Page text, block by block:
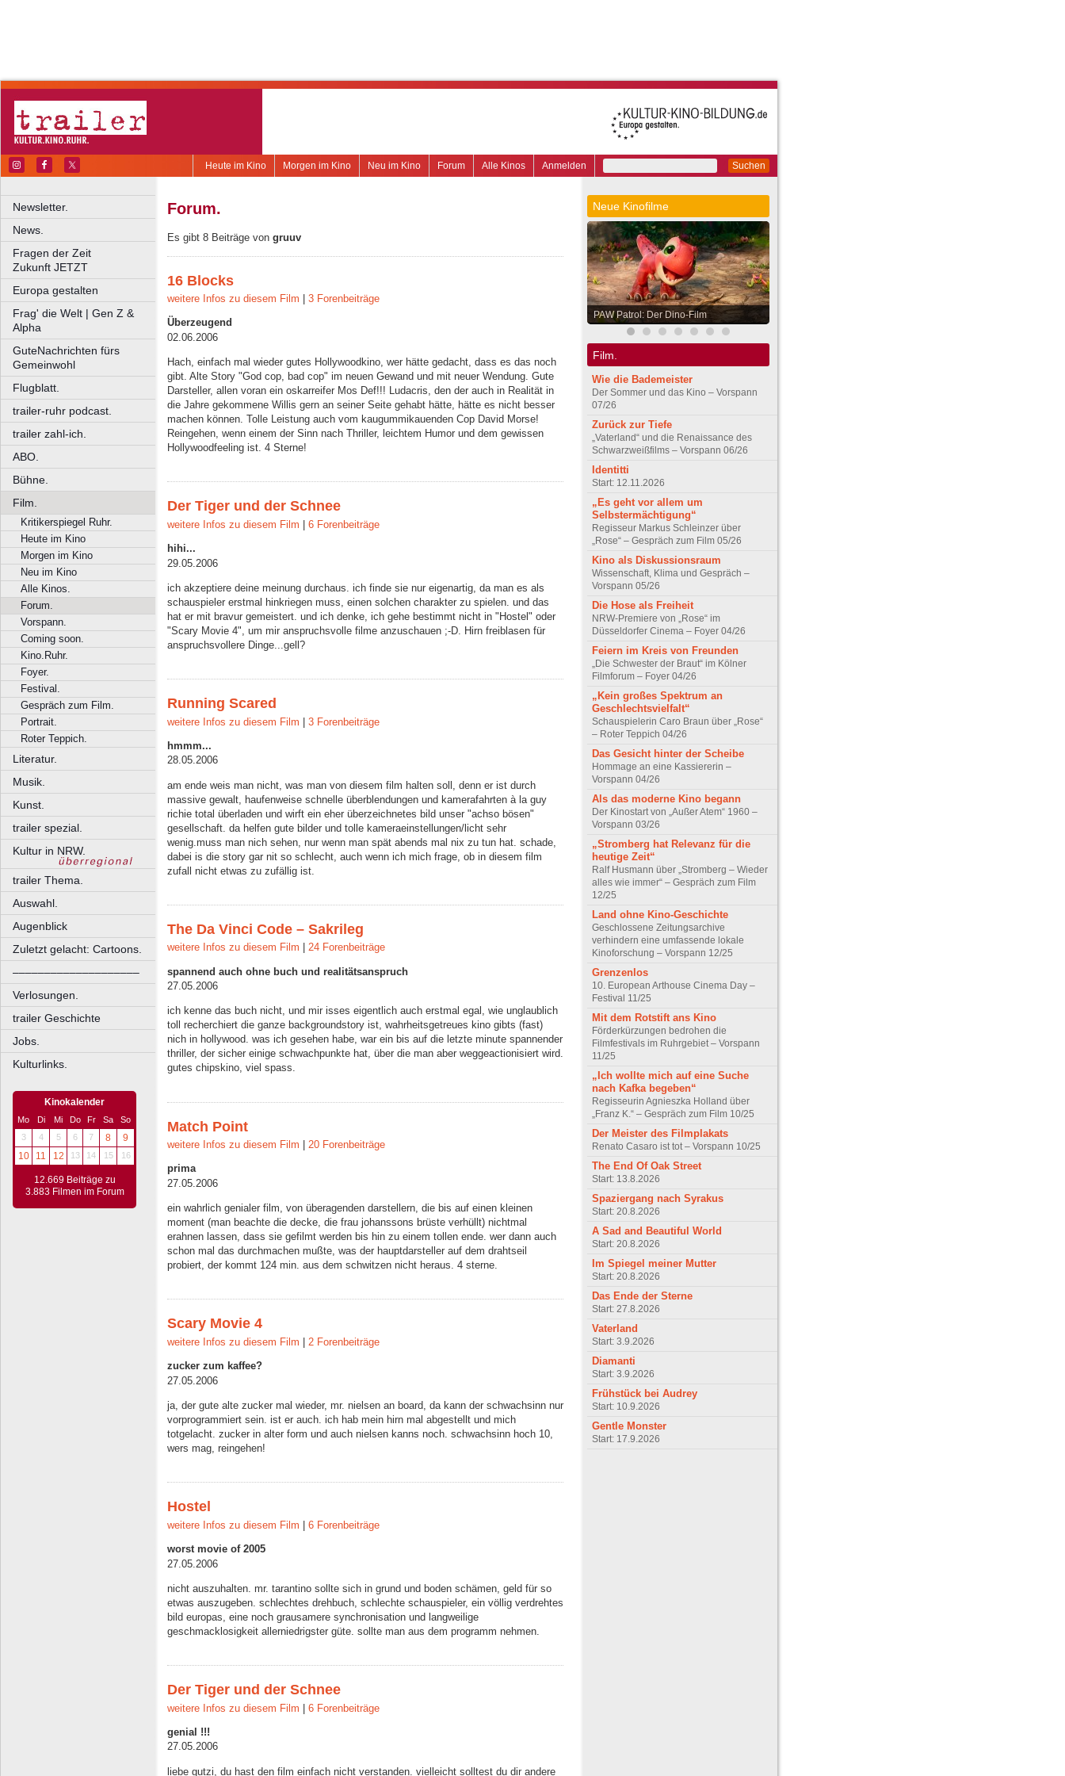
Suchen
Anmelden
Alle Kinos
Forum
Neu im Kino
Morgen im Kino
Heute im Kino
Newsletter.
News.
Fragen der Zeit
Zukunft JETZT
Europa gestalten
Frag' die Welt | Gen Z &
Alpha
GuteNachrichten fürs
Gemeinwohl
Flugblatt.
trailer-ruhr podcast.
trailer zahl-ich.
ABO.
Bühne.
Film.
Kritikerspiegel Ruhr.
Heute im Kino
Morgen im Kino
Neu im Kino
Alle Kinos.
Forum.
Vorspann.
Coming soon.
Kino.Ruhr.
Foyer.
Festival.
Gespräch zum Film.
Portrait.
Roter Teppich.
Literatur.
Musik.
Kunst.
trailer spezial.
Kultur in NRW.
trailer Thema.
Auswahl.
Augenblick
Zuletzt gelacht: Cartoons.
––––––––––––––––––––
Verlosungen.
trailer Geschichte
Jobs.
Kulturlinks.
Kinokalender
Mo Di Mi Do Fr Sa
So
3
4 5 6 7 8
9
10
11 12 13 14 15 16
12.669 Beiträge zu
3.883 Filmen im Forum
Forum.
Es gibt 8 Beiträge von gruuv
16 Blocks
weitere Infos zu diesem Film 3 Forenbeiträge
Überzeugend
02.06.2006
Hach, einfach mal wieder gutes Hollywoodkino, wer hätte gedacht, dass es das noch
gibt. Alte Story "God cop, bad cop" im neuen Gewand und mit neuer Wendung. Gute
Darsteller, allen voran ein oskarreifer Mos Def!!! Ludacris, den der auch in Realität in
die Jahre gekommene Willis gern an seiner Seite gehabt hätte, hätte es nicht besser
machen können. Tolle Leistung auch vom kaugummikauenden Cop David Morse!
Reingehen, wenn einem der Sinn nach Thriller, leichtem Humor und dem gewissen
Hollywoodfeeling ist. 4 Sterne!
Der Tiger und der Schnee
weitere Infos zu diesem Film 6 Forenbeiträge
hihi...
29.05.2006
ich akzeptiere deine meinung durchaus. ich finde sie nur eigenartig, da man es als
schauspieler erstmal hinkriegen muss, einen solchen charakter zu spielen. und das
hat er mit bravur gemeistert. und ich denke, ich gehe bestimmt nicht in "Hostel" oder
"Scary Movie 4", um mir anspruchsvolle filme anzuschauen ;-D. Hirn freiblasen für
anspruchsvollere Dinge...gell?
Running Scared
weitere Infos zu diesem Film | 3 Forenbeiträge
hmmm...
28.05.2006
am ende weis man nicht, was man von diesem film halten soll, denn er ist durch
massive gewalt, haufenweise schnelle überblendungen und kamerafahrten à la guy
richie total überladen und wirft ein eher überzeichnetes bild unser "achso bösen"
gesellschaft. da helfen gute bilder und tolle kameraeinstellungen/licht sehr
wenig.muss man nich sehen, nur wenn man spät abends mal nix zu tun hat. schade,
dabei is die story gar nit so schlecht, auch wenn ich mich frage, ob in diesem film
zufall nicht etwas zu zufällig ist.
The Da Vinci Code – Sakrileg
weitere Infos zu diesem Film 24 Forenbeiträge
spannend auch ohne buch und realitätsanspruch
27.05.2006
ich kenne das buch nicht, und mir isses eigentlich auch erstmal egal, wie unglaublich
toll recherchiert die ganze backgroundstory ist, wahrheitsgetreues kino gibts (fast)
nich in hollywood. was ich gesehen habe, war ein bis auf die letzte minute spannender
thriller, der sicher einige schwachpunkte hat, über die man aber weggeactionisiert wird.
gutes chipskino, viel spass.
Match Point
weitere Infos zu diesem Film 20 Forenbeiträge
prima
27.05.2006
ein wahrlich genialer film, von überagenden darstellern, die bis auf einen kleinen
moment (man beachte die decke, die frau johanssons brüste verhüllt) nichtmal
erahnen lassen, dass sie gefilmt werden bis hin zu einem tollen ende. wer dann auch
schon mal das durchmachen mußte, was der hauptdarsteller auf dem drahtseil
probiert, der kommt 124 min. aus dem schwitzen nicht heraus. 4 sterne.
Scary Movie 4
weitere Infos zu diesem Film 2 Forenbeiträge
zucker zum kaffee?
27.05.2006
ja, der gute alte zucker mal wieder, mr. nielsen an board, da kann der schwachsinn nur
vorprogrammiert sein. ist er auch. ich hab mein hirn mal abgestellt und mich
totgelacht. zucker in alter form und auch nielsen kanns noch. schwachsinn hoch 10,
wers mag, reingehen!
Hostel
weitere Infos zu diesem Film 6 Forenbeiträge
worst movie of 2005
27.05.2006
nicht auszuhalten. mr. tarantino sollte sich in grund und boden schämen, geld für so
etwas auszugeben. schlechtes drehbuch, schlechte schauspieler, ein völlig verdrehtes
bild europas, eine noch grausamere synchronisation und langweilige
geschmacklosigkeit allerniedrigster güte. sollte man aus dem programm nehmen.
Der Tiger und der Schnee
weitere Infos zu diesem Film | 6 Forenbeiträge
genial !!!
27.05.2006
liebe gutzi, du hast den film einfach nicht verstanden. vielleicht solltest du dir andere
Neue Kinofilme
PAW Patrol: Der Dino-Film
Film.
Wie die Bademeister
Der Sommer und das Kino – Vorspann
07/26
Zurück zur Tiefe
„Vaterland“ und die Renaissance des
Schwarzweißfilms – Vorspann 06/26
Identitti
Start: 12.11.2026
„Es geht vor allem um
Selbstermächtigung“
Regisseur Markus Schleinzer über
„Rose“ – Gespräch zum Film 05/26
Kino als Diskussionsraum
Wissenschaft, Klima und Gespräch –
Vorspann 05/26
Die Hose als Freiheit
NRW-Premiere von „Rose“ im
Düsseldorfer Cinema – Foyer 04/26
Feiern im Kreis von Freunden
„Die Schwester der Braut“ im Kölner
Filmforum – Foyer 04/26
„Kein großes Spektrum an
Geschlechtsvielfalt“
Schauspielerin Caro Braun über „Rose“
– Roter Teppich 04/26
Das Gesicht hinter der Scheibe
Hommage an eine Kassiererin –
Vorspann 04/26
Als das moderne Kino begann
Der Kinostart von „Außer Atem“ 1960 –
Vorspann 03/26
„Stromberg hat Relevanz für die
heutige Zeit“
Ralf Husmann über „Stromberg – Wieder
alles wie immer“ – Gespräch zum Film
12/25
Land ohne Kino-Geschichte
Geschlossene Zeitungsarchive
verhindern eine umfassende lokale
Kinoforschung – Vorspann 12/25
Grenzenlos
10. European Arthouse Cinema Day –
Festival 11/25
Mit dem Rotstift ans Kino
Förderkürzungen bedrohen die
Filmfestivals im Ruhrgebiet – Vorspann
11/25
„Ich wollte mich auf eine Suche
nach Kafka begeben“
Regisseurin Agnieszka Holland über
„Franz K.“ – Gespräch zum Film 10/25
Der Meister des Filmplakats
Renato Casaro ist tot – Vorspann 10/25
The End Of Oak Street
Start: 13.8.2026
Spaziergang nach Syrakus
Start: 20.8.2026
A Sad and Beautiful World
Start: 20.8.2026
Im Spiegel meiner Mutter
Start: 20.8.2026
Das Ende der Sterne
Start: 27.8.2026
Vaterland
Start: 3.9.2026
Diamanti
Start: 3.9.2026
Frühstück bei Audrey
Start: 10.9.2026
Gentle Monster
Start: 17.9.2026